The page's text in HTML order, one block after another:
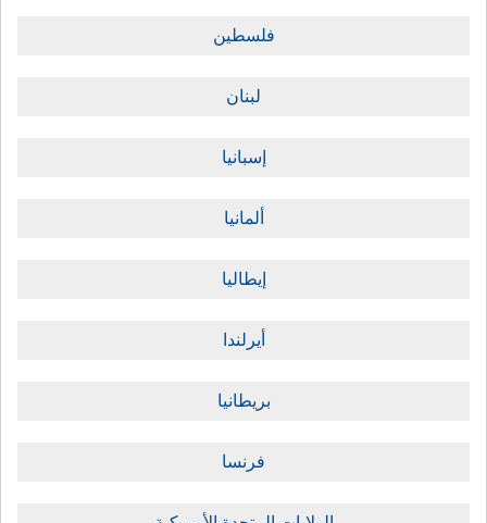
فلسطين
لبنان
إسبانيا
ألمانيا
إيطاليا
أيرلندا
بريطانيا
فرنسا